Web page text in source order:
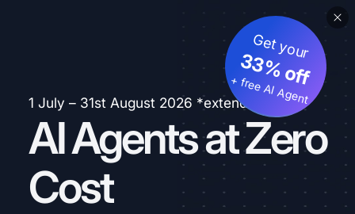
1 July – 31st August 2026 *extended
AI Agents at Zero
Cost
Get your
33% off
+ free AI Agent